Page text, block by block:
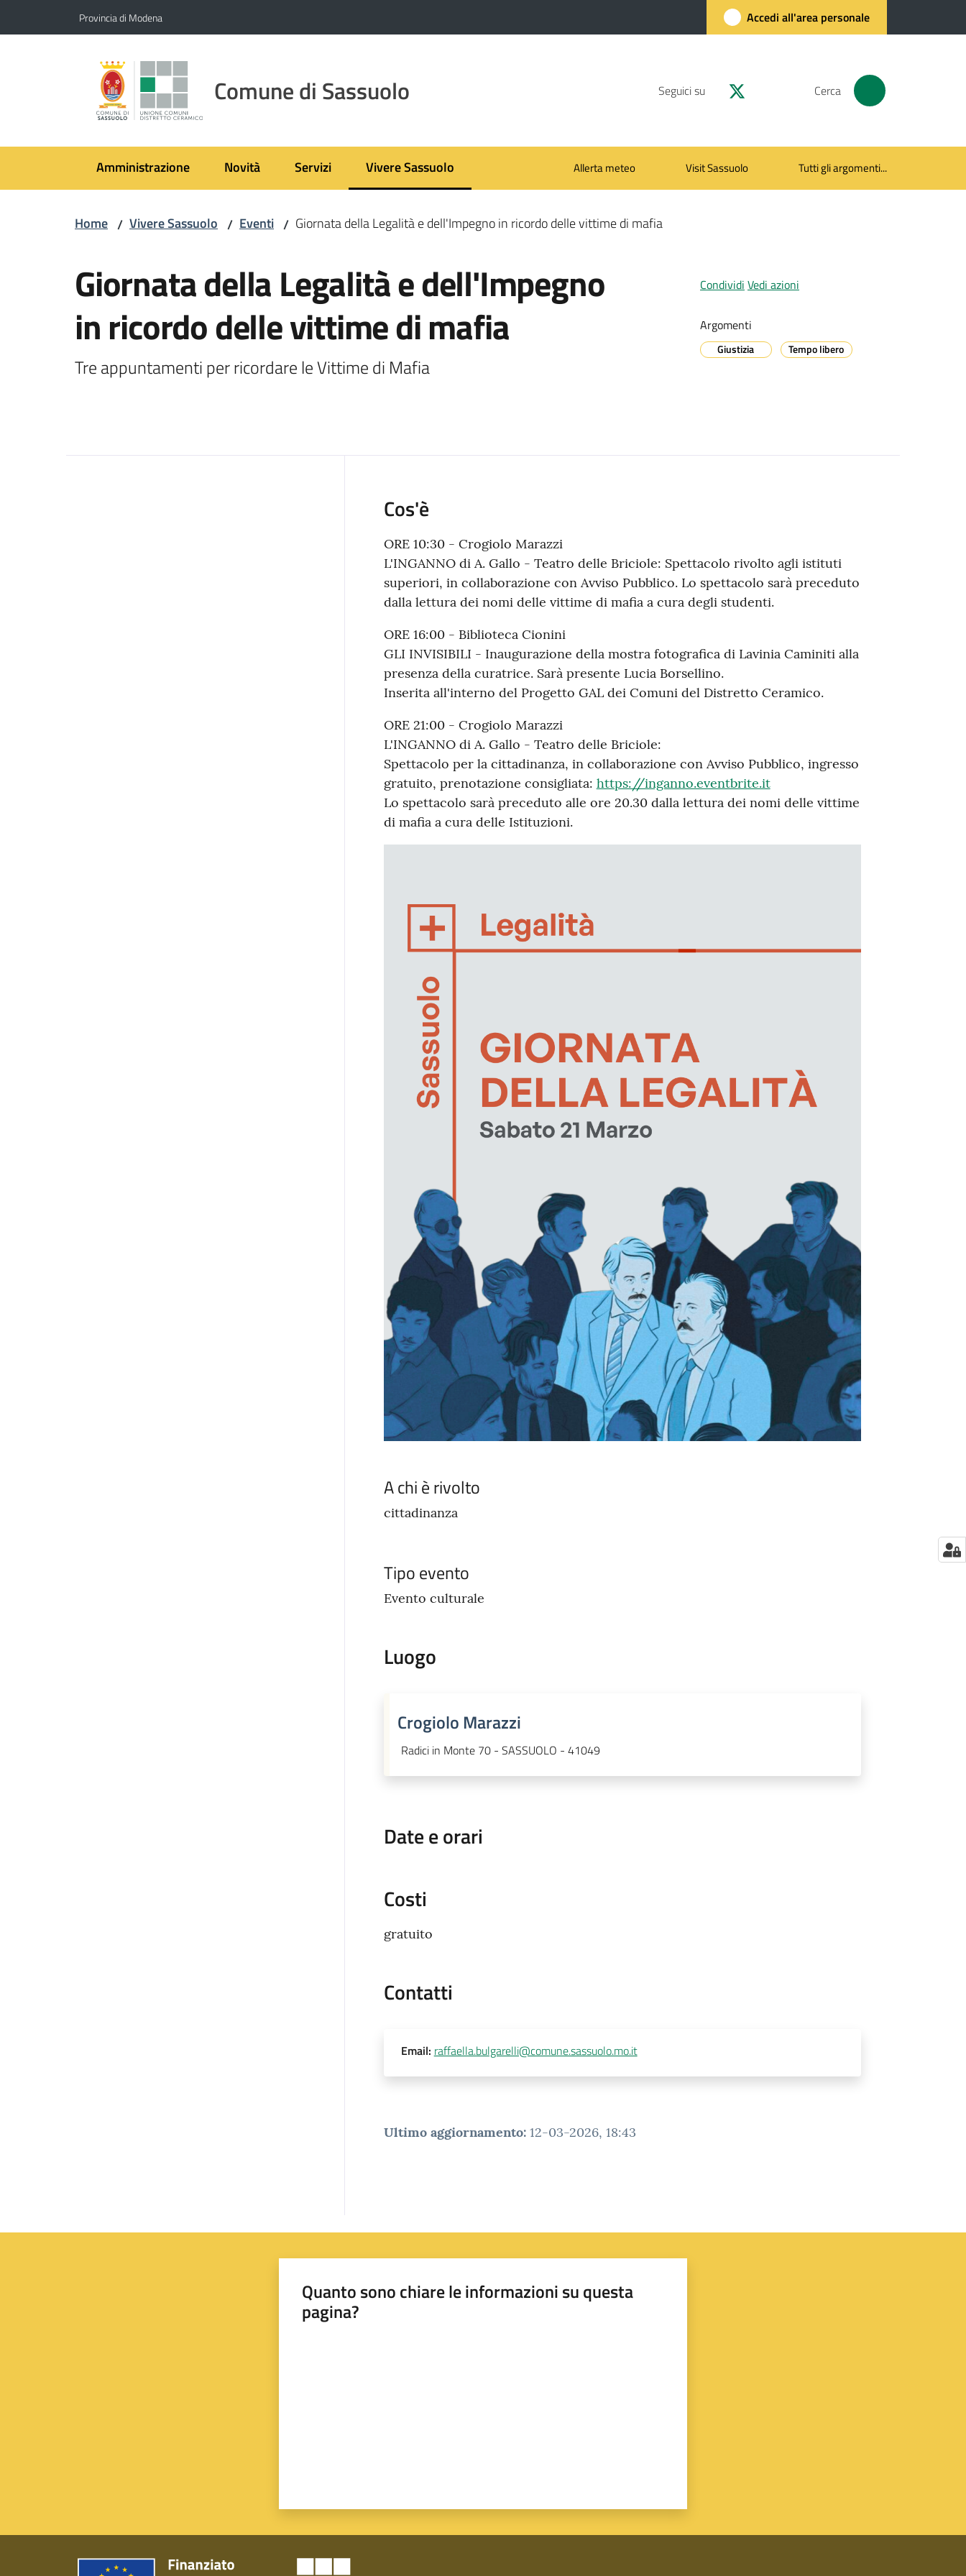
Provincia di Modena Accedi all'area personale
Comune di Sassuolo Seguici su Cerca
Amministrazione Novità Servizi Vivere Sassuolo
Menu selezionato Allerta meteo Visit Sassuolo Tutti gli argomenti...
Home / Vivere Sassuolo / Eventi / Giornata della Legalità e dell'Impegno in ricordo delle vittime di mafia
Giornata della Legalità e dell'Impegno
in ricordo delle vittime di mafia
Tre appuntamenti per ricordare le Vittime di Mafia
Condividi Vedi azioni
Argomenti
Giustizia Tempo libero
Cos'è
ORE 10:30 - Crogiolo Marazzi
L'INGANNO di A. Gallo - Teatro delle Briciole: Spettacolo rivolto agli istituti
superiori, in collaborazione con Avviso Pubblico. Lo spettacolo sarà preceduto
dalla lettura dei nomi delle vittime di mafia a cura degli studenti.
ORE 16:00 - Biblioteca Cionini
GLI INVISIBILI - Inaugurazione della mostra fotografica di Lavinia Caminiti alla
presenza della curatrice. Sarà presente Lucia Borsellino.
Inserita all'interno del Progetto GAL dei Comuni del Distretto Ceramico.
ORE 21:00 - Crogiolo Marazzi
L'INGANNO di A. Gallo - Teatro delle Briciole:
Spettacolo per la cittadinanza, in collaborazione con Avviso Pubblico, ingresso
gratuito, prenotazione consigliata: https://inganno.eventbrite.it
Lo spettacolo sarà preceduto alle ore 20.30 dalla lettura dei nomi delle vittime
di mafia a cura delle Istituzioni.
A chi è rivolto
cittadinanza
Tipo evento
Evento culturale
Luogo
Crogiolo Marazzi
Radici in Monte 70 - SASSUOLO - 41049
Date e orari
Costi
gratuito
Contatti
Email: raffaella.bulgarelli@comune.sassuolo.mo.it
Ultimo aggiornamento: 12-03-2026, 18:43
Quanto sono chiare le informazioni su questa
pagina?